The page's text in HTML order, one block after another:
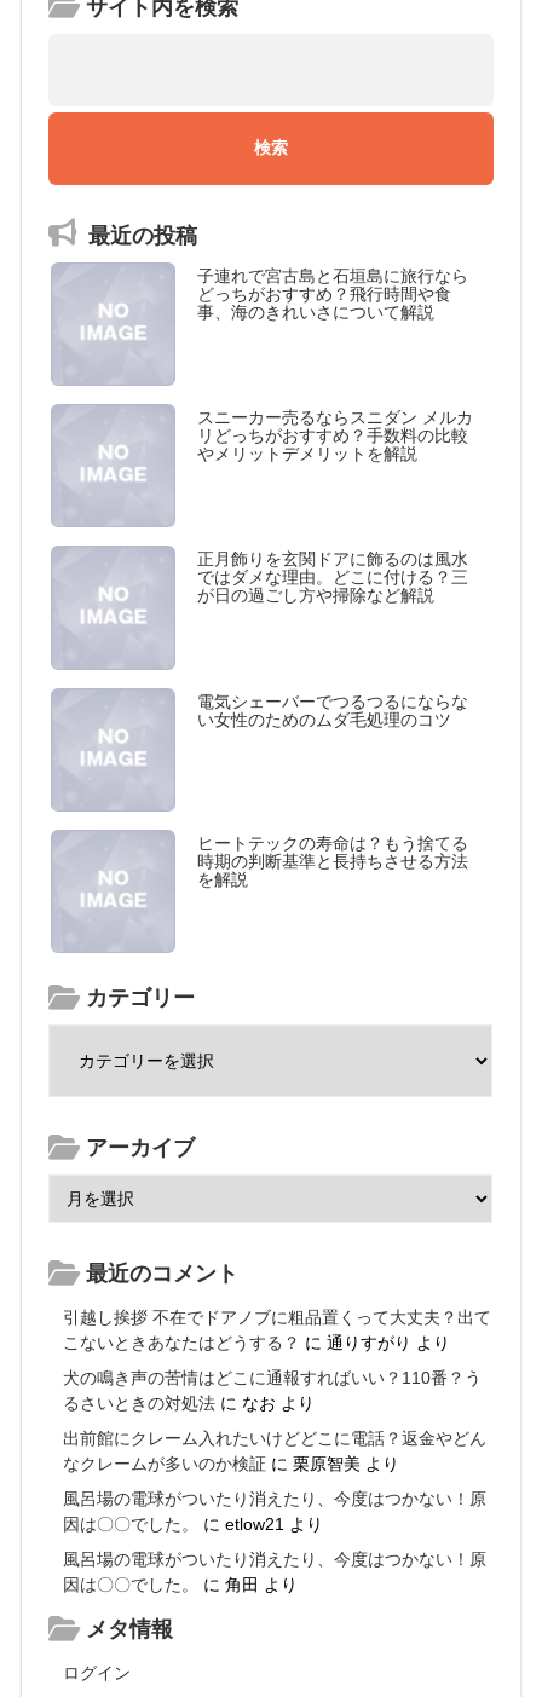
サイト内を検索
最近の投稿
子連れで宮古島と石垣島に旅行なら
どっちがおすすめ？飛行時間や食
事、海のきれいさについて解説
スニーカー売るならスニダン メルカ
リどっちがおすすめ？手数料の比較
やメリットデメリットを解説
正月飾りを玄関ドアに飾るのは風水
ではダメな理由。どこに付ける？三
が日の過ごし方や掃除など解説
電気シェーバーでつるつるにならな
い女性のためのムダ毛処理のコツ
ヒートテックの寿命は？もう捨てる
時期の判断基準と長持ちさせる方法
を解説
カテゴリー
アーカイブ
最近のコメント
引越し挨拶 不在でドアノブに粗品置くって大丈夫？出て
こないときあなたはどうする？ に通りすがり より
犬の鳴き声の苦情はどこに通報すればいい？110番？う
るさいときの対処法 に なお より
出前館にクレーム入れたいけどどこに電話？返金やどん
なクレームが多いのか検証 に栗原智美 より
風呂場の電球がついたり消えたり、今度はつかない！原
因は〇〇でした。
にetlow21 より
風呂場の電球がついたり消えたり、今度はつかない！原
因は〇〇でした。
に角田 より
メタ情報
ログイン